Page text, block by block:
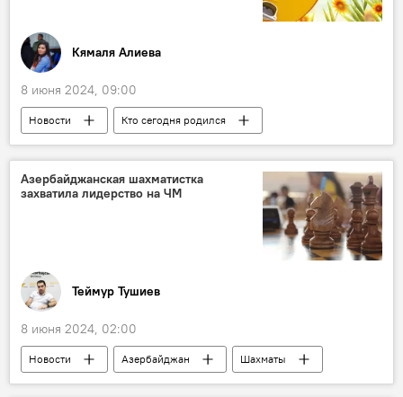
Поставки
Политика
Кямаля Алиева
8 июня 2024, 09:00
Новости
Кто сегодня родился
Какой сегодня праздник
История
Архив
Азербайджан
азербайджанский актер Рустам Джабраилов
Азербайджанская шахматистка
захватила лидерство на ЧМ
Теймур Тушиев
8 июня 2024, 02:00
Новости Азербайджан
Шахматы
Чемпионат мира
Индия